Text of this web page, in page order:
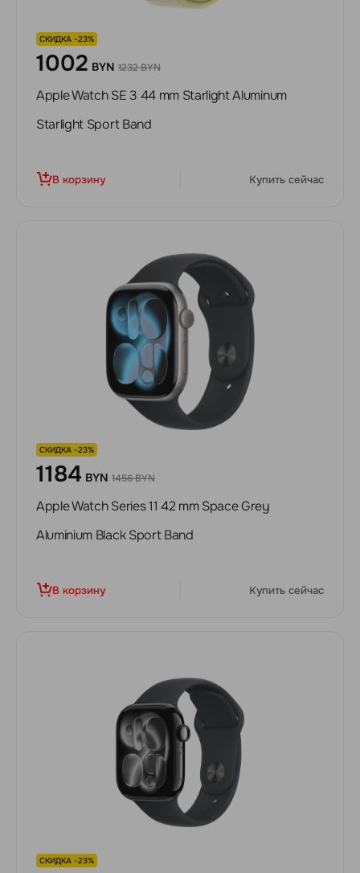
СКИДКА -23%
1002 BYN 1232 BYN
Apple Watch SE 3 44 mm Starlight Aluminum
Starlight Sport Band
В корзину Купить сейчас
СКИДКА -23%
1184 BYN 1456 BYN
Apple Watch Series 11 42 mm Space Grey
Aluminium Black Sport Band
В корзину Купить сейчас
СКИДКА -23%